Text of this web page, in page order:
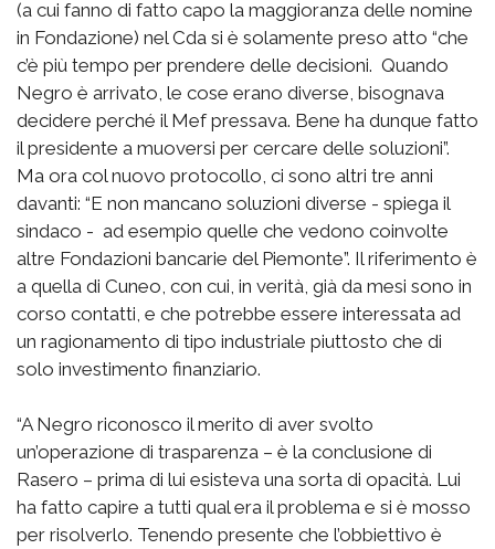
(a cui fanno di fatto capo la maggioranza delle nomine
in Fondazione) nel Cda si è solamente preso atto “che
c’è più tempo per prendere delle decisioni. Quando
Negro è arrivato, le cose erano diverse, bisognava
decidere perché il Mef pressava. Bene ha dunque fatto
il presidente a muoversi per cercare delle soluzioni”.
Ma ora col nuovo protocollo, ci sono altri tre anni
davanti: “E non mancano soluzioni diverse - spiega il
sindaco - ad esempio quelle che vedono coinvolte
altre Fondazioni bancarie del Piemonte”. Il riferimento è
a quella di Cuneo, con cui, in verità, già da mesi sono in
corso contatti, e che potrebbe essere interessata ad
un ragionamento di tipo industriale piuttosto che di
solo investimento finanziario.
“A Negro riconosco il merito di aver svolto
un’operazione di trasparenza – è la conclusione di
Rasero – prima di lui esisteva una sorta di opacità. Lui
ha fatto capire a tutti qual era il problema e si è mosso
per risolverlo. Tenendo presente che l’obbiettivo è